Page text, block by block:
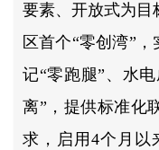
要素、开放式为目
区首个“零创湾”
记“零跑腿”、水
离”，提供标准化
求，启用4个月以